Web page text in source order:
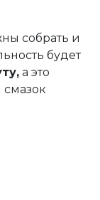
собрать и
будет
а это
смазок